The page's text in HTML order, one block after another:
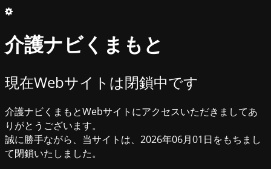
介護ナビくまもと
現在Webサイトは閉鎖中です
介護ナビくまもとWebサイトにアクセスいただきましてあ
りがとうございます。
誠に勝手ながら、当サイトは、2026年06月01日をもちまし
て閉鎖いたしました。